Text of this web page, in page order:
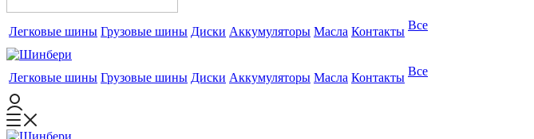
Легковые шины Грузовые шины Диски Аккумуляторы Масла Контакты Все
Легковые шины Грузовые шины Диски Аккумуляторы Масла Контакты Все